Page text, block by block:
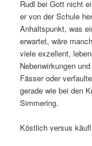
Rudl bei Gott nicht
er von der Schule
Anhaltspunkt, was
erwartet, wäre
viele exzellent,
Nebenwirkungen
Fässer oder
gerade wie bei den
Simmering.
Köstlich versus